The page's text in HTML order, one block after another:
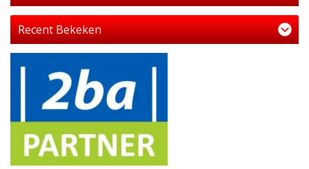
Recent Bekeken